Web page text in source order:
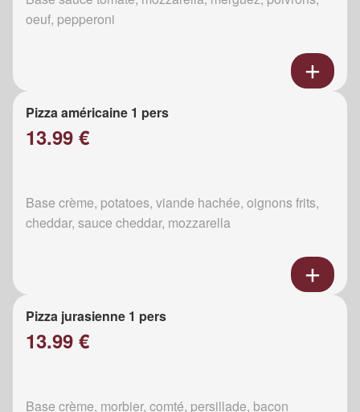
oeuf, pepperoni
Pizza américaine 1 pers
13.99 €
Base crème, potatoes, viande hachée, oignons frits,
cheddar, sauce cheddar, mozzarella
Pizza jurasienne 1 pers
13.99 €
Base crème, morbier, comté, persillade, bacon